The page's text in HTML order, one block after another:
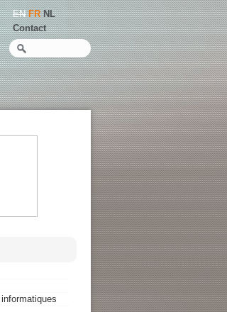
EN FR NL
Recherche
Contact